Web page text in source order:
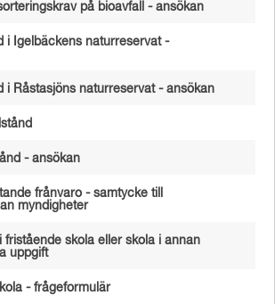
på bioavfall - ansökan
i Igelbäckens naturreservat -
i Råstasjöns naturreservat - ansökan
- ansökan
frånvaro - samtycke till
myndigheter
fristående skola eller skola i annan
uppgift
- frågeformulär